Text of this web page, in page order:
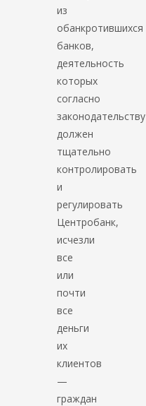
из
обанкротившихся
банков,
деятельность
которых
согласно
законодательству
должен
тщательно
контролировать
и
регулировать
Центробанк,
исчезли
все
или
почти
все
деньги
их
клиентов
—
граждан